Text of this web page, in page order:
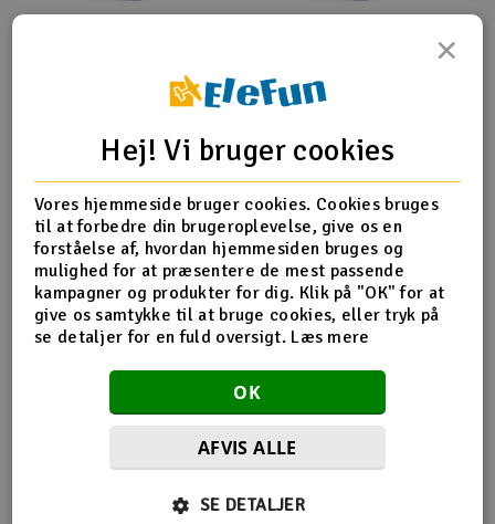
Kjøp
100+ på lager
kr29,-
Kjøp
100+ på lager
Flere detaljer
Kontakt type EC5
Produktanmeldelser
×
Hej! Vi bruger cookies
Vores hjemmeside bruger cookies. Cookies bruges
til at forbedre din brugeroplevelse, give os en
forståelse af, hvordan hjemmesiden bruges og
mulighed for at præsentere de mest passende
kampagner og produkter for dig. Klik på "OK" for at
give os samtykke til at bruge cookies, eller tryk på
se detaljer for en fuld oversigt. Læs mere
OK
AFVIS ALLE
SE DETALJER